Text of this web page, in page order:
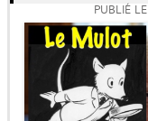
PUBLIÉ LE